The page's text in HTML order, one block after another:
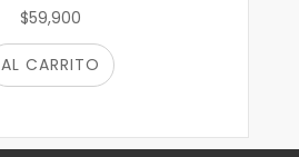
$59,900
AL CARRITO